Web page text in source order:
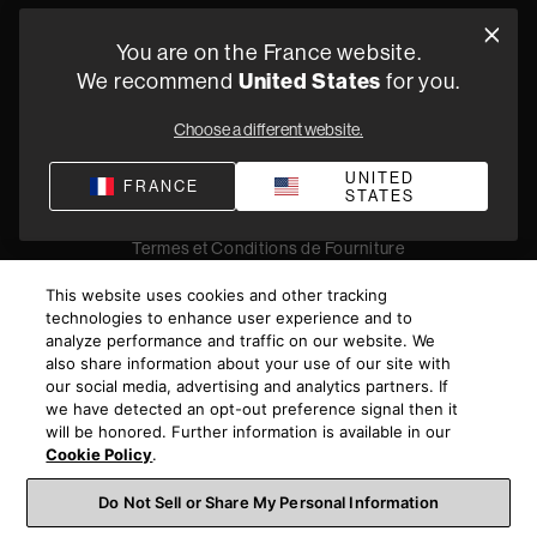
+33 (1) 89 54 63 64
Politique de confidentialitéConditions de venteCompliance
Termes et Conditions de Fourniture
© 2026 Harman International Industries, Incorporated. All
rights reserved.
You are on the France website.
We recommend United States for you.
Choose a different website.
FRANCE
UNITED
STATES
This website uses cookies and other tracking
technologies to enhance user experience and to
analyze performance and traffic on our website. We
also share information about your use of our site with
our social media, advertising and analytics partners. If
we have detected an opt-out preference signal then it
will be honored. Further information is available in our
Cookie Policy.
Do Not Sell or Share My Personal Information